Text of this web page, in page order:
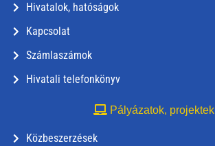
Hivatalok, hatóságok
Kapcsolat
Számlaszámok
Hivatali telefonkönyv
Pályázatok, projektek
Közbeszerzések